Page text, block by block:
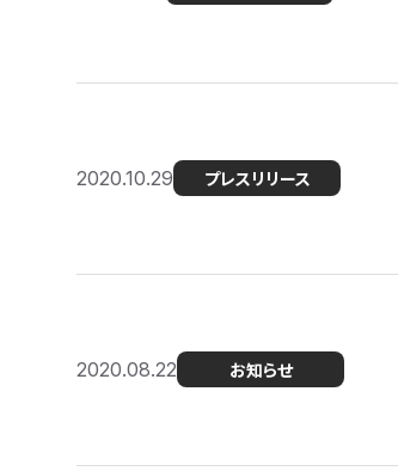
2020.10.29 プレスリリース
2020.08.22 お知らせ